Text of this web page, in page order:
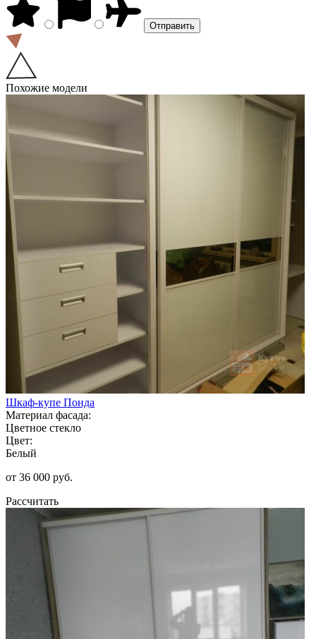
Похожие модели
Шкаф-купе Понда
Материал фасада:
Цветное стекло
Цвет:
Белый
от 36 000 руб.
Рассчитать